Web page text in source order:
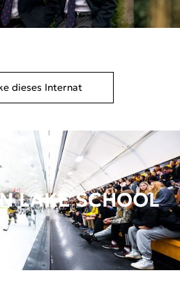
dieses Internat
LAKE SCHOOL